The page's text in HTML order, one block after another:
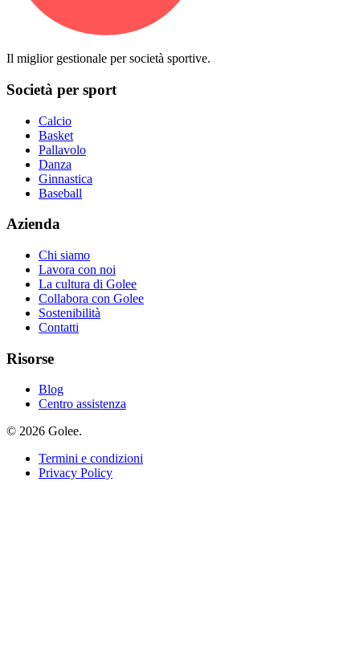
Il miglior gestionale per società sportive.
Società per sport
Calcio
Basket
Pallavolo
Danza
Ginnastica
Baseball
Azienda
Chi siamo
Lavora con noi
La cultura di Golee
Collabora con Golee
Sostenibilità
Contatti
Risorse
Blog
Centro assistenza
© 2026 Golee.
Termini e condizioni
Privacy Policy